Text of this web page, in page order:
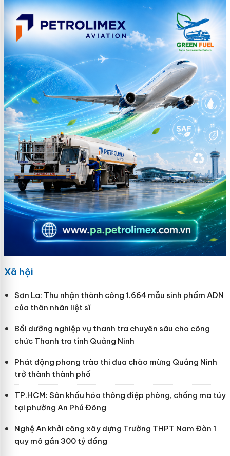
Xã hội
Sơn La: Thu nhận thành công 1.664 mẫu sinh phẩm ADN
của thân nhân liệt sĩ
Bồi dưỡng nghiệp vụ thanh tra chuyên sâu cho công
chức Thanh tra tỉnh Quảng Ninh
Phát động phong trào thi đua chào mừng Quảng Ninh
trở thành thành phố
TP.HCM: Sân khấu hóa thông điệp phòng, chống ma túy
tại phường An Phú Đông
Nghệ An khởi công xây dựng Trường THPT Nam Đàn 1
quy mô gần 300 tỷ đồng